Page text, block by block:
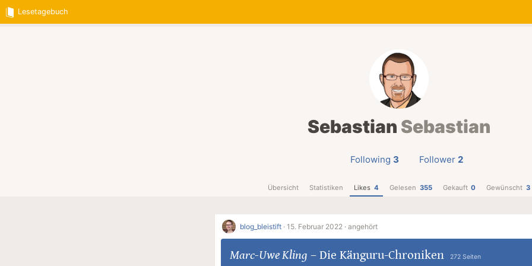
Lesetagebuch
Sebastian Sebastian
Following 3 Follower 2
Übersicht Statistiken Likes 4 Gelesen 355 Gekauft 0 Gewünscht 3
blog_bleistift · 15. Februar 2022 · angehört
Marc-Uwe Kling – Die Känguru-Chroniken 272 Seiten